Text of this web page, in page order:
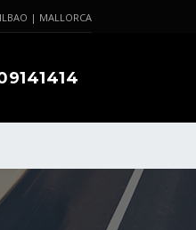
| MALLORCA